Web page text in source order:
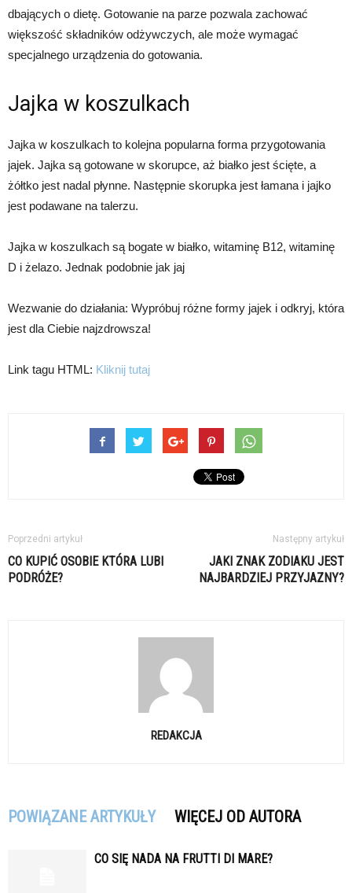
dbających o dietę. Gotowanie na parze pozwala zachować
większość składników odżywczych, ale może wymagać
specjalnego urządzenia do gotowania.
Jajka w koszulkach
Jajka w koszulkach to kolejna popularna forma przygotowania
jajek. Jajka są gotowane w skorupce, aż białko jest ścięte, a
żółtko jest nadal płynne. Następnie skorupka jest łamana i jajko
jest podawane na talerzu.
Jajka w koszulkach są bogate w białko, witaminę B12, witaminę
D i żelazo. Jednak podobnie jak jaj
Wezwanie do działania: Wypróbuj różne formy jajek i odkryj, która
jest dla Ciebie najzdrowsza!
Link tagu HTML: Kliknij tutaj
Poprzedni artykuł
CO KUPIĆ OSOBIE KTÓRA LUBI
PODRÓŻE?
Następny artykuł
JAKI ZNAK ZODIAKU JEST
NAJBARDZIEJ PRZYJAZNY?
REDAKCJA
POWIĄZANE ARTYKUŁY WIĘCEJ OD AUTORA
CO SIĘ NADA NA FRUTTI DI MARE?